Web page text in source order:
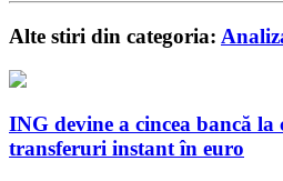
Alte stiri din categoria:
ING devine a cincea bancă la
transferuri instant în euro